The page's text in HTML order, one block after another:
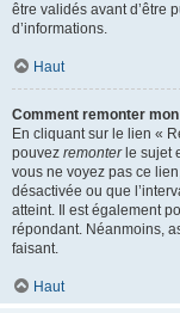
être validés avant d’être
d’informations.
Haut
Comment remonter
En cliquant sur le lien «
pouvez remonterle sujet
vous ne voyez pas ce
désactivée ou que
atteint. Il est également
répondant. Néanmoins,
faisant.
Haut